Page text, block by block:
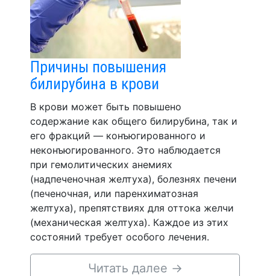
Причины повышения
билирубина в крови
В крови может быть повышено
содержание как общего билирубина, так и
его фракций — конъюгированного и
неконъюгированного. Это наблюдается
при гемолитических анемиях
(надпеченочная желтуха), болезнях печени
(печеночная, или паренхиматозная
желтуха), препятствиях для оттока желчи
(механическая желтуха). Каждое из этих
состояний требует особого лечения.
Читать далее →